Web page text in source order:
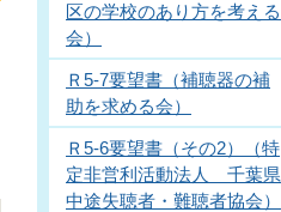
区の学校のあり方を考える
会）
Ｒ5-7要望書（補聴器の補
助を求める会）
Ｒ5-6要望書（その2）（特
定非営利活動法人 千葉県
中途失聴者・難聴者協会）